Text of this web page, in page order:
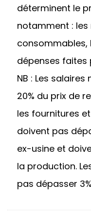
déterminent le
notamment :
consommables,
dépenses faites
NB : Les
20% du prix de
les fournitures
doivent pas
ex-usine et
la production.
pas dépasser